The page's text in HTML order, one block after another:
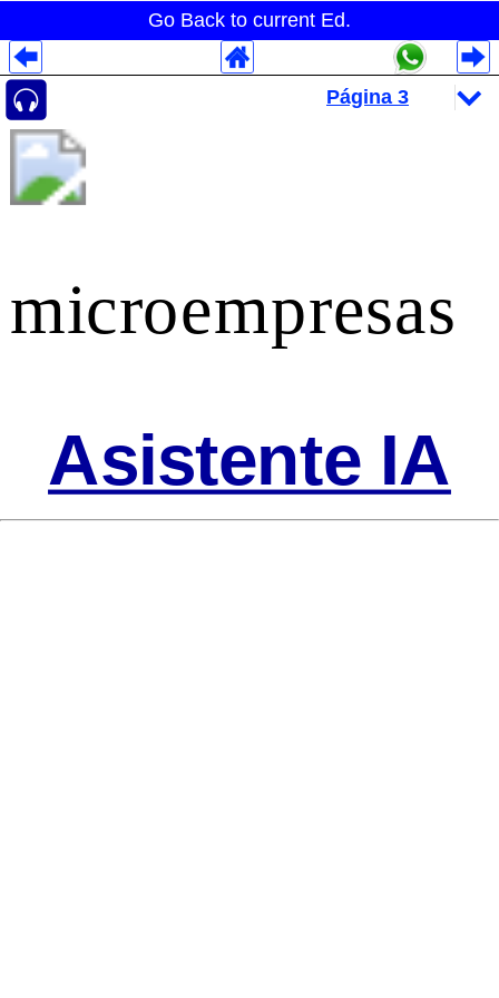
Go Back to current Ed.
microempresas
Asistente IA
Despliegues Analytics
Despliegues Totales
Despliegues por Rubros